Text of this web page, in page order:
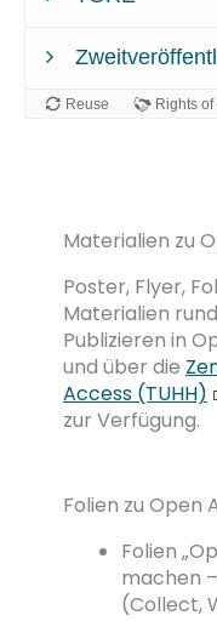
Materialien zu
Poster, Flyer,
Materialien
Publizieren in
und über die
Access (TUHH)
zur Verfügung.
Folien zu Open
Folien
machen
(Collect,